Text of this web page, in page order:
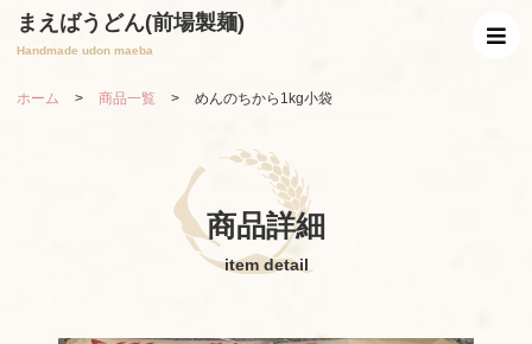
まえばうどん(前場製麺)
Handmade udon maeba
ホーム > 商品一覧 > めんのちから1kg小袋
商品詳細
item detail